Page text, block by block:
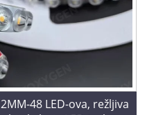
48 LED-ova, režljiva